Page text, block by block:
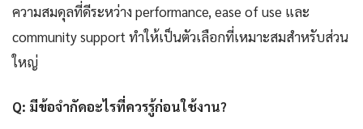
ความสมดุลที่ดีระหว่าง performance, ease of use และ
community support ทำให้เป็นตัวเลือกที่เหมาะสมสำหรับส่วน
ใหญ่
Q: มีข้อจำกัดอะไรที่ควรรู้ก่อนใช้งาน?